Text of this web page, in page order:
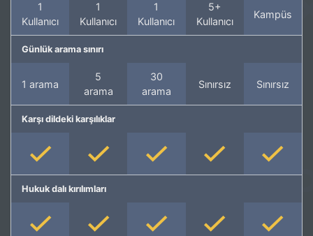
1
Kullanıcı
1
Kullanıcı
1
Kullanıcı
5+
Kullanıcı
Kampüs
Günlük arama sınırı
1 arama
5
arama
30
arama
Sınırsız Sınırsız
Karşı dildeki karşılıklar
Hukuk dalı kırılımları